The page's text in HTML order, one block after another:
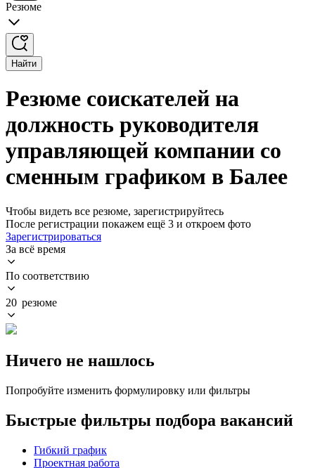
Резюме
Найти
Резюме соискателей на
должность руководителя
управляющей компании со
сменным графиком в Балее
Чтобы видеть все резюме, зарегистрируйтесь
После регистрации покажем ещё 3 и откроем фото
Зарегистрироваться
За всё время
По соответствию
20 резюме
Ничего не нашлось
Попробуйте изменить формулировку или фильтры
Быстрые фильтры подбора вакансий
Гибкий график
Проектная работа